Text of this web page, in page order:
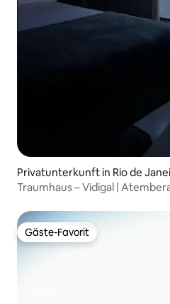
Privatunterkunft in Rio de
Traumhaus – Vidigal |
Gäste-Favorit
Gäste-Favorit